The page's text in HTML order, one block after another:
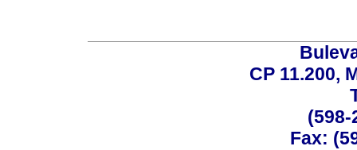
CP 11.200,
(598-
Fax: